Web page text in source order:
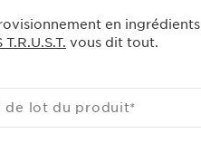
en
vous dit tout.
de lot du produit*